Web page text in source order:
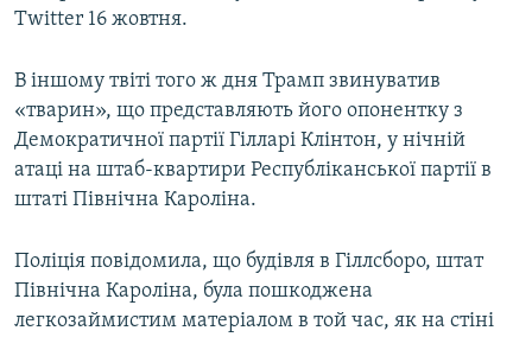
Twitter 16 жовтня.
В іншому твіті того ж дня Трамп звинуватив
«тварин», що представляють його опонентку з
Демократичної партії Гілларі Клінтон, у нічній
атаці на штаб-квартири Республіканської партії в
штаті Північна Кароліна.
Поліція повідомила, що будівля в Гіллсборо, штат
Північна Кароліна, була пошкоджена
легкозаймистим матеріалом в той час, як на стіні